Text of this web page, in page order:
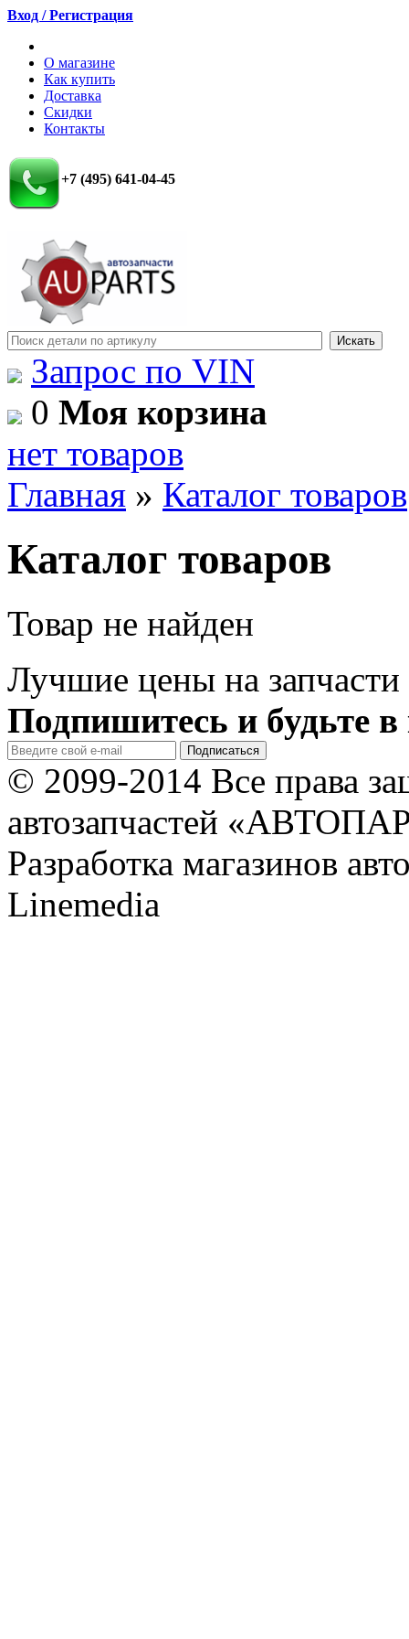
Вход / Регистрация
О магазине
Как купить
Доставка
Скидки
Контакты
+7 (495) 641-04-45
Запрос по VIN
0 Моя корзина
нет товаров
Главная » Каталог товаров
Каталог товаров
Товар не найден
Лучшие цены на запчасти
Подпишитесь и будьте в
© 2099-2014 Все права
автозапчастей
Разработка магазинов
Linemedia